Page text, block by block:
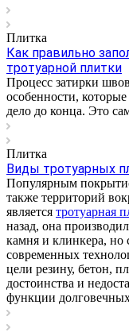
Плитка
Как правильно
тротуарной плитки
Процесс затирки
особенности,
дело до конца. Это
Плитка
Виды тротуарных
Популярным
также территорий
является тротуарная
назад, она
камня и клинкера, но
современных
цели резину, бетон,
достоинства и
функции